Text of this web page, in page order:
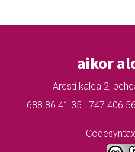
aikor
Aresti kalea 2,
688 86 41 35 · 747 406